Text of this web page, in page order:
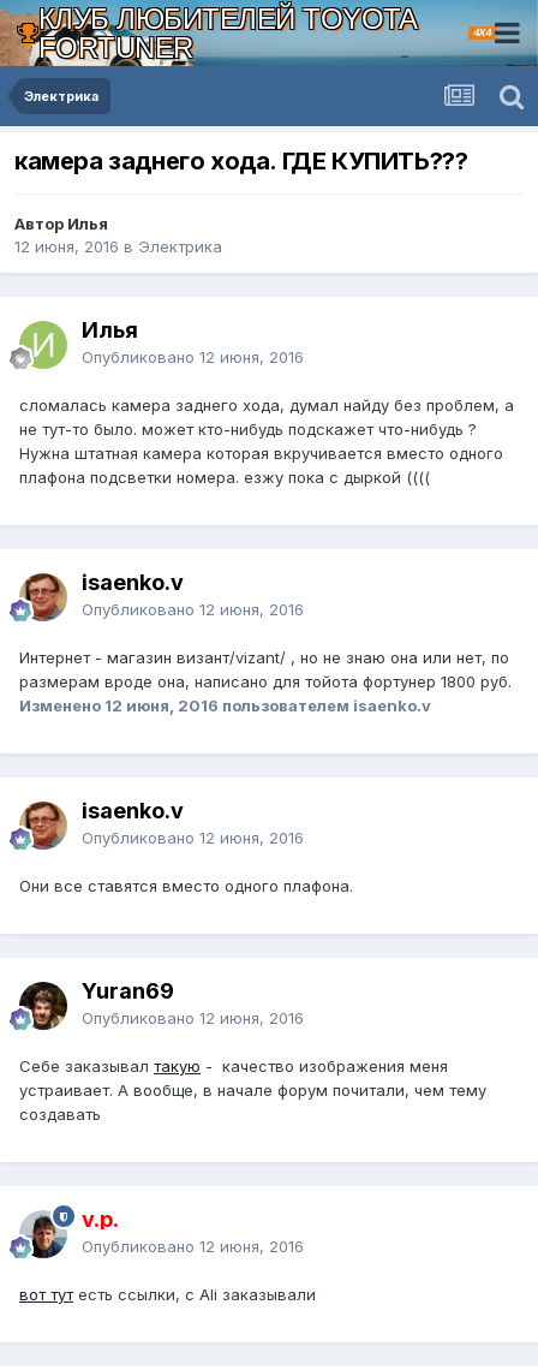
КЛУБ ЛЮБИТЕЛЕЙ TOYOTA
FORTUNER
4X4
Электрика
камера заднего хода. ГДЕ КУПИТЬ???
Автор Илья
12 июня, 2016 в Электрика
Илья
Опубликовано 12 июня, 2016
сломалась камера заднего хода, думал найду без проблем, а
не тут-то было. может кто-нибудь подскажет что-нибудь ?
Нужна штатная камера которая вкручивается вместо одного
плафона подсветки номера. езжу пока с дыркой ((((
isaenko.v
Опубликовано 12 июня, 2016
Интернет - магазин визант/vizant/ , но не знаю она или нет, по
размерам вроде она, написано для тойота фортунер 1800 руб.
Изменено 12 июня, 2016 пользователем isaenko.v
isaenko.v
Опубликовано 12 июня, 2016
Они все ставятся вместо одного плафона.
Yuran69
Опубликовано 12 июня, 2016
Себе заказывал такую - качество изображения меня
устраивает. А вообще, в начале форум почитали, чем тему
создавать
v.p.
Опубликовано 12 июня, 2016
вот тутесть ссылки, с Ali заказывали